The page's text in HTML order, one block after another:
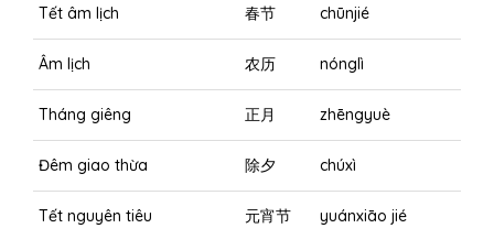
Tết âm lịch 春节 chūnjié
Âm lịch 农历 nónglì
Tháng giêng 正月 zhēngyuè
Đêm giao thừa 除夕 chúxì
Tết nguyên tiêu 元宵节 yuánxiāo jié